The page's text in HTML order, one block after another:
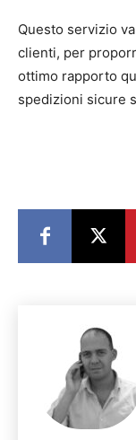
Questo servizio
clienti, per
ottimo rapporto
spedizioni sicure